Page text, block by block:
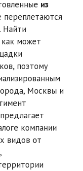
из
переплетаются
Найти
может
поэтому
Москвы и
компании
видов от